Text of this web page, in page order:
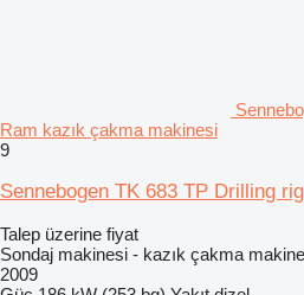
Ram kazık çakma makinesi
9
Sennebogen TK 683 TP Drilling
Talep üzerine fiyat
Sondaj makinesi - kazık çakma
2009